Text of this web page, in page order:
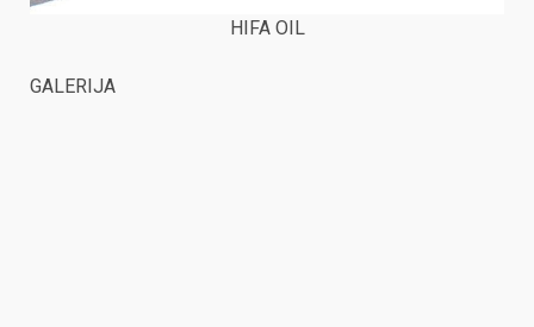
HIFA OIL
GALERIJA